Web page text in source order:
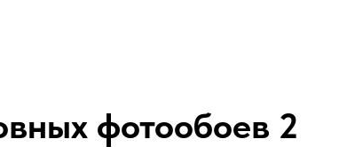
фотообоев 2